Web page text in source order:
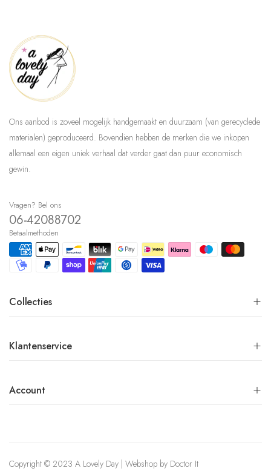
Ons aanbod is zoveel mogelijk handgemaakt en duurzaam (van gerecyclede
materialen) geproduceerd. Bovendien hebben de merken die we inkopen
allemaal een eigen uniek verhaal dat verder gaat dan puur economisch
gewin.
Vragen? Bel ons
06-42088702
Betaalmethoden
Collecties
Klantenservice
Account
Copyright © 2023 A Lovely Day | Webshop by Doctor It